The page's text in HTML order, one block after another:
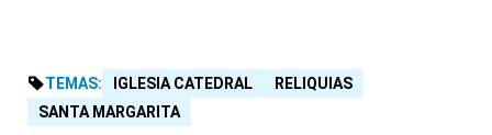
TEMAS: IGLESIA CATEDRAL
RELIQUIAS
SANTA MARGARITA